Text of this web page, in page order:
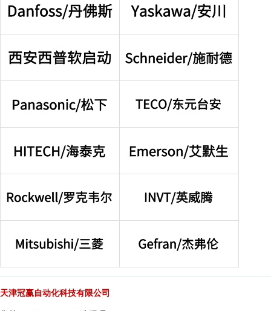
天津冠赢自动化科技有限公司